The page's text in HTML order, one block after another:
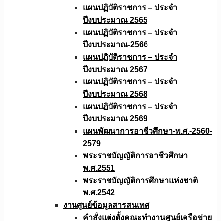
แผนปฏิบัติราชการ – ประจำ
ปีงบประมาณ 2565
แผนปฏิบัติราชการ – ประจำ
ปีงบประมาณ-2566
แผนปฏิบัติราชการ – ประจำ
ปีงบประมาณ 2567
แผนปฏิบัติราชการ – ประจำ
ปีงบประมาณ 2568
แผนปฏิบัติราชการ – ประจำ
ปีงบประมาณ 2569
แผนพัฒนาการอาชีวศึกษา-พ.ศ.-2560-
2579
พระราชบัญญัติการอาชีวศึกษา
พ.ศ.2551
พระราชบัญญัติการศึกษาแห่งชาติ
พ.ศ.2542
งานศูนย์ข้อมูลสารสนเทศ
คำสั่งแต่งตั้งคณะทำงานศูนย์เครือข่าย